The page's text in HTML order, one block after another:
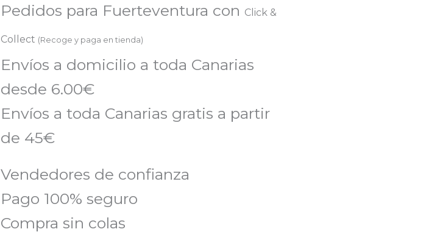
Pedidos para Fuerteventura con Click &
Collect (Recoge y paga en tienda)
Envíos a domicilio a toda Canarias
desde 6.00€
Envíos a toda Canarias gratis a partir
de 45€
Vendedores de confianza
Pago 100% seguro
Compra sin colas